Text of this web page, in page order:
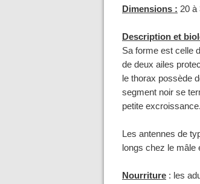
Dimensions : 20 à
Description et
Sa forme est celle
de deux ailes
le thorax possède
segment noir se
petite excroissance.
Les antennes de
longs chez le mâle
Nourriture : les